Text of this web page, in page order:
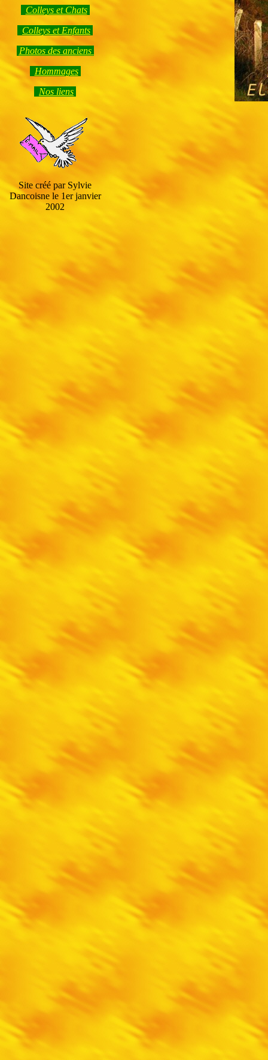
Colleys et Chats
Colleys et Enfants
Photos des anciens
Hommages
Nos liens
Site créé par Sylvie
Dancoisne le 1er janvier
2002